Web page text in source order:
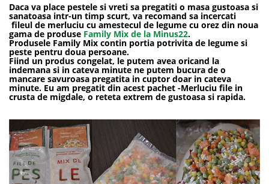
Daca va place pestele si vreti sa pregatiti o masa gustoasa si
sanatoasa intr-un timp scurt, va recomand sa incercati
fileul de merluciu cu amestecul de legume cu orez din noua
gama de produse Family Mix de la Minus22.
Produsele Family Mix contin portia potrivita de legume si
peste pentru doua persoane.
Fiind un produs congelat, le putem avea oricand la
indemana si in cateva minute ne putem bucura de o
mancare savuroasa pregatita in cuptor doar in cateva
minute. Eu am pregatit din acest pachet -Merluciu file in
crusta de migdale, o reteta extrem de gustoasa si rapida.